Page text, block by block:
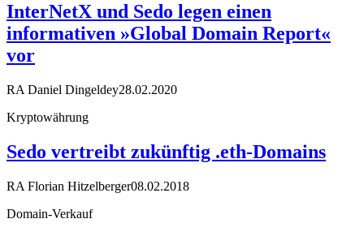
InterNetX und Sedo legen einen
informativen »Global Domain Report«
vor
RA Daniel Dingeldey28.02.2020
Kryptowährung
Sedo vertreibt zukünftig .eth-Domains
RA Florian Hitzelberger08.02.2018
Domain-Verkauf